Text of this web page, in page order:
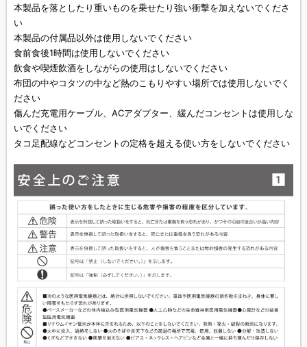
本製品を落としたり重いものを乗せたり強い衝撃を加えないでくださ
い
本製品の付属品以外は使用しないでください
食前食後1時間は使用しないでください
飲食や喫煙飲酒をしながらの使用はしないでください
布団の中やコタツの中など熱のこもりやすい場所では使用しないでく
ださい
傷んだ充電用ケーブル、ACアダプター、緩んだコンセントは使用しな
いでください
タコ足配線などコンセントの定格を超える使い方をしないでください